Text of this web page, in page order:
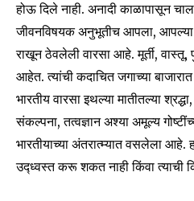
होऊ दिले नाही. अनादी काळापासून
जीवनविषयक अनुभूतीच आपला, आपल्या
राखून ठेवलेली वारसा आहे. मूर्ती, वास्तू,
आहेत. त्यांची कदाचित जगाच्या
भारतीय वारसा इथल्या मातीतल्या
संकल्पना, तत्वज्ञान अश्या अमूल्य
भारतीयाच्या अंतरात्म्यात वसलेला आहे.
उद्ध्वस्त करू शकत नाही किंवा त्याची